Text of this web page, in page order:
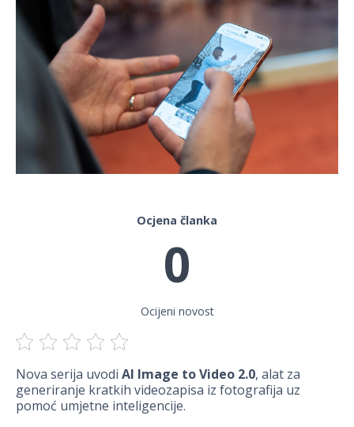
Ocjena članka
0
Ocijeni novost
Nova serija uvodi AI Image to Video 2.0, alat za
generiranje kratkih videozapisa iz fotografija uz
pomoć umjetne inteligencije.